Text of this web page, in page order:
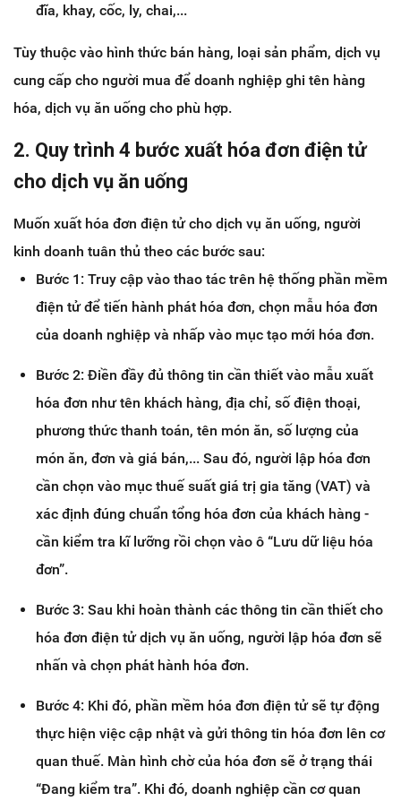
đĩa, khay, cốc, ly, chai,...
Tùy thuộc vào hình thức bán hàng, loại sản phẩm, dịch vụ
cung cấp cho người mua để doanh nghiệp ghi tên hàng
hóa, dịch vụ ăn uống cho phù hợp.
2. Quy trình 4 bước xuất hóa đơn điện tử
cho dịch vụ ăn uống
Muốn xuất hóa đơn điện tử cho dịch vụ ăn uống, người
kinh doanh tuân thủ theo các bước sau:
Bước 1: Truy cập vào thao tác trên hệ thống phần mềm
điện tử để tiến hành phát hóa đơn, chọn mẫu hóa đơn
của doanh nghiệp và nhấp vào mục tạo mới hóa đơn.
Bước 2: Điền đầy đủ thông tin cần thiết vào mẫu xuất
hóa đơn như tên khách hàng, địa chỉ, số điện thoại,
phương thức thanh toán, tên món ăn, số lượng của
món ăn, đơn và giá bán,... Sau đó, người lập hóa đơn
cần chọn vào mục thuế suất giá trị gia tăng (VAT) và
xác định đúng chuẩn tổng hóa đơn của khách hàng -
cần kiểm tra kĩ lưỡng rồi chọn vào ô “Lưu dữ liệu hóa
đơn”.
Bước 3: Sau khi hoàn thành các thông tin cần thiết cho
hóa đơn điện tử dịch vụ ăn uống, người lập hóa đơn sẽ
nhấn và chọn phát hành hóa đơn.
Bước 4: Khi đó, phần mềm hóa đơn điện tử sẽ tự động
thực hiện việc cập nhật và gửi thông tin hóa đơn lên cơ
quan thuế. Màn hình chờ của hóa đơn sẽ ở trạng thái
“Đang kiểm tra”. Khi đó, doanh nghiệp cần cơ quan